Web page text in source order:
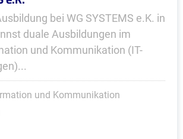
bei WG SYSTEMS e.K. in
duale Ausbildungen im
und Kommunikation (IT-
und Kommunikation